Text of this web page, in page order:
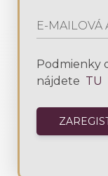
Podmienky
nájdete TU